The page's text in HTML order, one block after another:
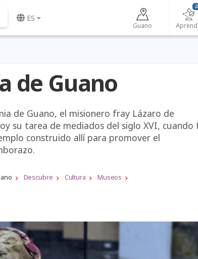
ES
Guano
de Guano
de Guano, el misionero fray Lázaro de
su tarea de mediados del siglo XVI, cuando
construido allí para promover el
Descubre Cultura Museos